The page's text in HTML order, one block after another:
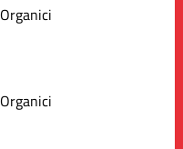
Organici
Organici